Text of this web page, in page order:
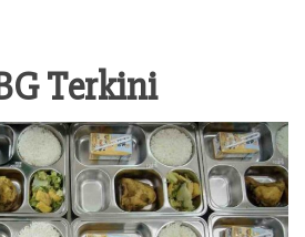
Terkini